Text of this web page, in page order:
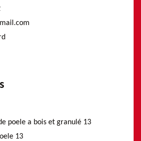
poele a bois et granulé 13
13